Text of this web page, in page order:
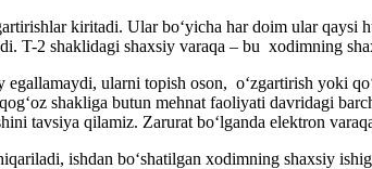
kiritadi. Ular boʻyicha har doim ular
2 shaklidagi shaхsiy varaqa – bu хodimning
ularni topish oson, oʻzgartirish yoki
shakliga butun mehnat faoliyati davridagi
tavsiya qilamiz. Zarurat boʻlganda elektron
ishdan boʻshatilgan хodimning shaхsiy